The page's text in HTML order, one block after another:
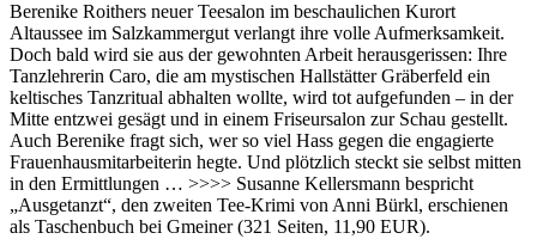
–
Blut
vergisst
nicht
Berenike Roithers neuer Teesalon im beschaulichen Kurort
Altaussee im Salzkammergut verlangt ihre volle Aufmerksamkeit.
Doch bald wird sie aus der gewohnten Arbeit herausgerissen: Ihre
Tanzlehrerin Caro, die am mystischen Hallstätter Gräberfeld ein
keltisches Tanzritual abhalten wollte, wird tot aufgefunden – in der
Mitte entzwei gesägt und in einem Friseursalon zur Schau gestellt.
Auch Berenike fragt sich, wer so viel Hass gegen die engagierte
Frauenhausmitarbeiterin hegte. Und plötzlich steckt sie selbst mitten
in den Ermittlungen … >>>> Susanne Kellersmann bespricht
„Ausgetanzt“, den zweiten Tee-Krimi von Anni Bürkl, erschienen
als Taschenbuch bei Gmeiner (321 Seiten, 11,90 EUR).